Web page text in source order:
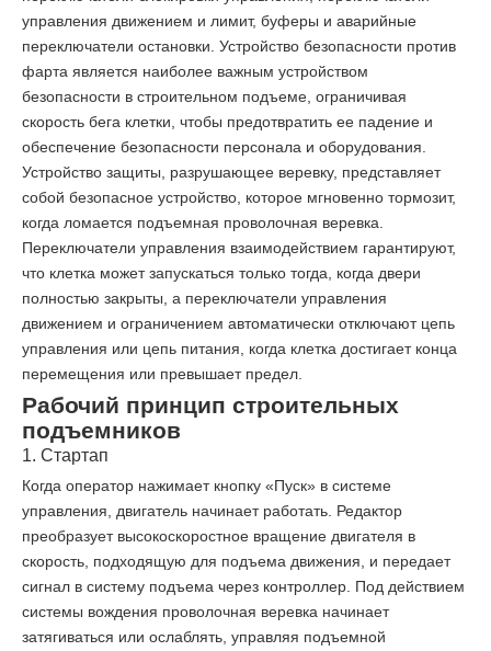
управления движением и лимит, буферы и аварийные
переключатели остановки. Устройство безопасности против
фарта является наиболее важным устройством
безопасности в строительном подъеме, ограничивая
скорость бега клетки, чтобы предотвратить ее падение и
обеспечение безопасности персонала и оборудования.
Устройство защиты, разрушающее веревку, представляет
собой безопасное устройство, которое мгновенно тормозит,
когда ломается подъемная проволочная веревка.
Переключатели управления взаимодействием гарантируют,
что клетка может запускаться только тогда, когда двери
полностью закрыты, а переключатели управления
движением и ограничением автоматически отключают цепь
управления или цепь питания, когда клетка достигает конца
перемещения или превышает предел.
Рабочий принцип строительных
подъемников
1. Стартап
Когда оператор нажимает кнопку «Пуск» в системе
управления, двигатель начинает работать. Редактор
преобразует высокоскоростное вращение двигателя в
скорость, подходящую для подъема движения, и передает
сигнал в систему подъема через контроллер. Под действием
системы вождения проволочная веревка начинает
затягиваться или ослаблять, управляя подъемной